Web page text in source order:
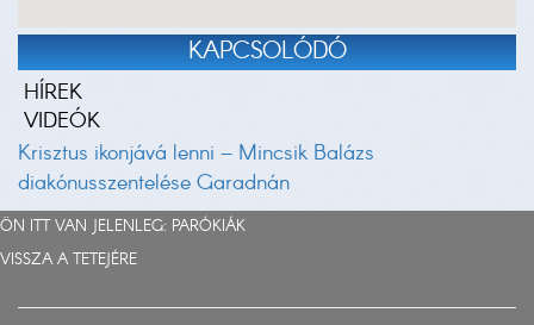
KAPCSOLÓDÓ
HÍREK
VIDEÓK
Krisztus ikonjává lenni – Mincsik Balázs
diakónusszentelése Garadnán
ÖN ITT VAN JELENLEG: PARÓKIÁK
VISSZA A TETEJÉRE